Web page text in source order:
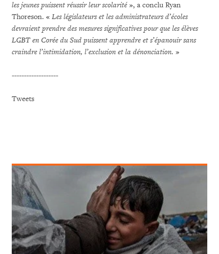
les jeunes puissent réussir leur scolarité», a conclu Ryan
Thoreson. « Les législateurs et les administrateurs d’écoles
devraient prendre des mesures significatives pour que les élèves
LGBT en Corée du Sud puissent apprendre et s’épanouir sans
craindre l’intimidation, l’exclusion et la dénonciation. »
-------------------
Tweets